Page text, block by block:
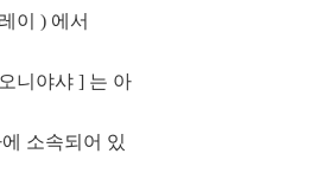
이 ) 에서
니야샤 ] 는 아
소속되어 있